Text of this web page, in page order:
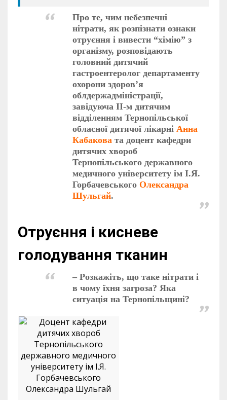
Про те, чим небезпечні
нітрати, як розпізнати ознаки
отруєння і вивести “хімію” з
організму, розповідають
головний дитячий
гастроентеролог департаменту
охорони здоров’я
облдержадміністрації,
завідуюча ІІ-м дитячим
відділенням Тернопільської
обласної дитячої лікарні Анна
Кабакова та доцент кафедри
дитячих хвороб
Тернопільського державного
медичного університету ім І.Я.
Горбачевського Олександра
Шульгай.
Отруєння і кисневе
голодування тканин
– Розкажіть, що таке нітрати і
в чому їхня загроза? Яка
ситуація на Тернопільщині?